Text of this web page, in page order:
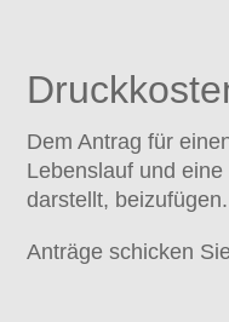
Dem Antrag für
Lebenslauf und
darstellt, beizufügen.
Anträge schicken